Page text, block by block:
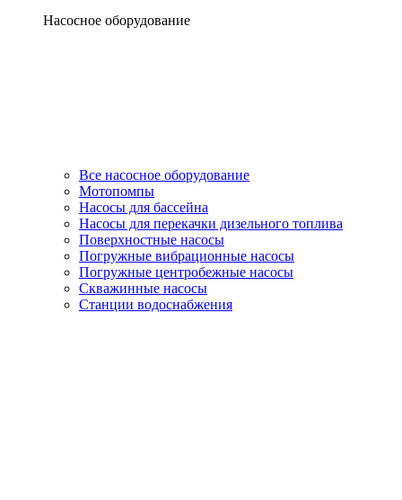
Насосное оборудование
Все насосное оборудование
Мотопомпы
Насосы для бассейна
Насосы для перекачки дизельного топлива
Поверхностные насосы
Погружные вибрационные насосы
Погружные центробежные насосы
Скважинные насосы
Станции водоснабжения